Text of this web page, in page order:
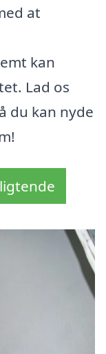
at
kan
Lad os
du kan nyde